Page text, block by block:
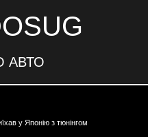
АВТО
у Японію з тюнінгом